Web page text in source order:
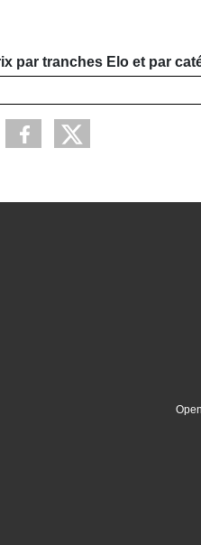
par tranches Elo et par